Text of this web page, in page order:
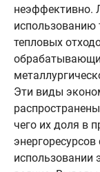
неэффективно.
использованию
тепловых
Эти виды
чего их доля в
использовании